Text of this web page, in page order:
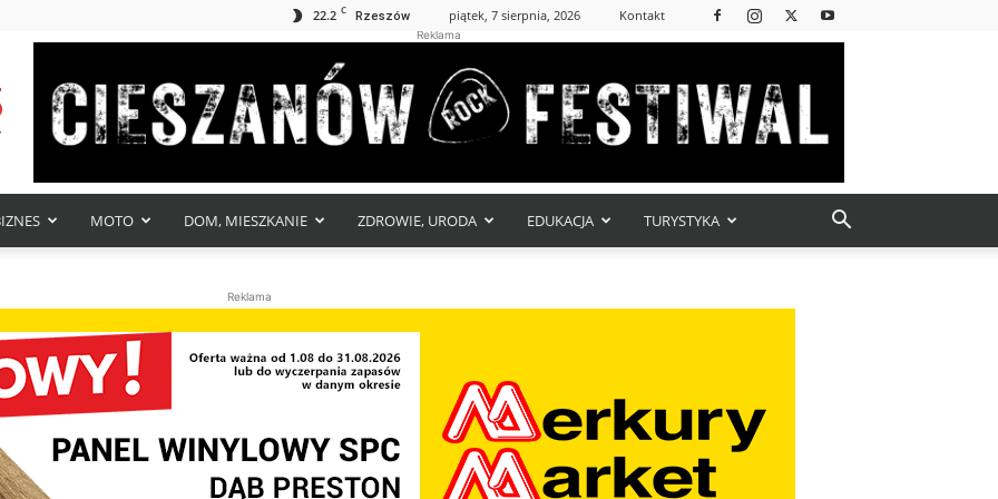
22.2 C Rzeszów piątek, 7 sierpnia, 2026 Kontakt
Reklama
MOTO DOM, MIESZKANIE ZDROWIE, URODA EDUKACJA TURYSTYKA
Reklama